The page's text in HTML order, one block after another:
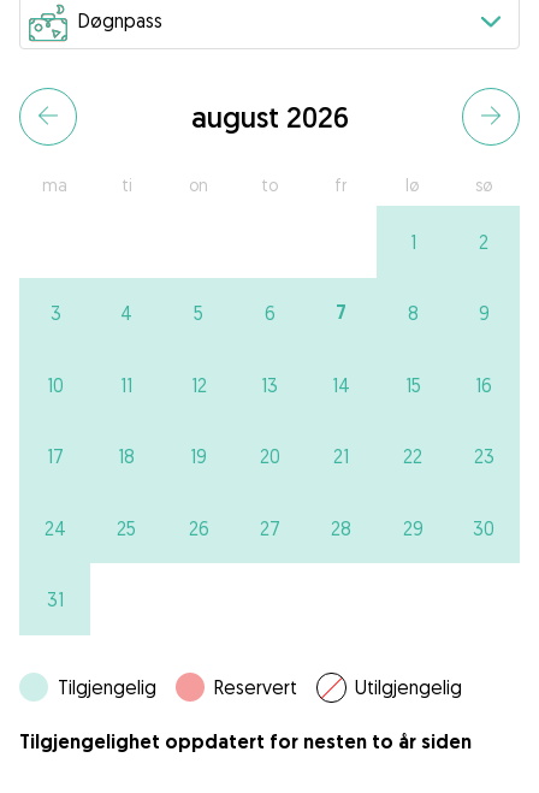
august 2026
ma ti on to fr lø sø
1 2
3 4 5 6 7 8 9
10 11 12 13 14 15 16
17 18 19 20 21 22 23
24 25 26 27 28 29 30
31
Tilgjengelig Reservert Utilgjengelig
Tilgjengelighet oppdatert for nesten to år siden